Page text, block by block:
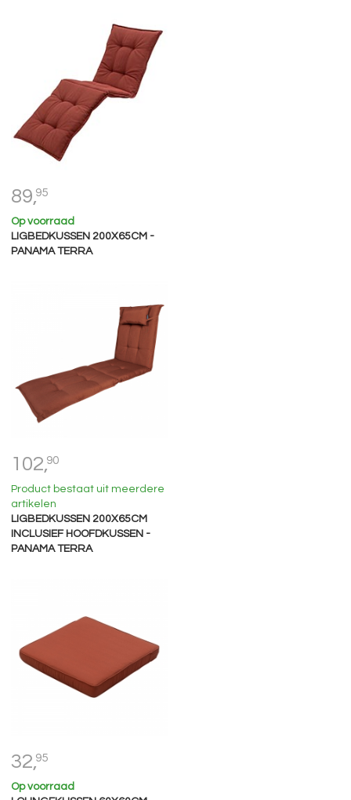
89,95
Op voorraad
LIGBEDKUSSEN 200X65CM -
PANAMA TERRA
102,90
Product bestaat uit meerdere
artikelen
LIGBEDKUSSEN 200X65CM
INCLUSIEF HOOFDKUSSEN -
PANAMA TERRA
32,95
Op voorraad